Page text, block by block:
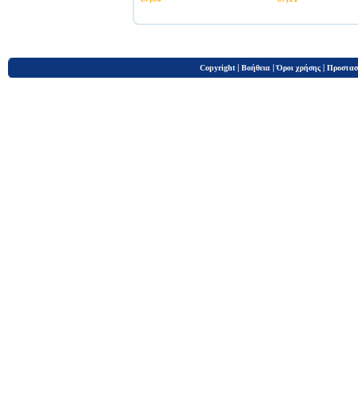
Copyright | Βοήθεια |Όροι χρήσης |